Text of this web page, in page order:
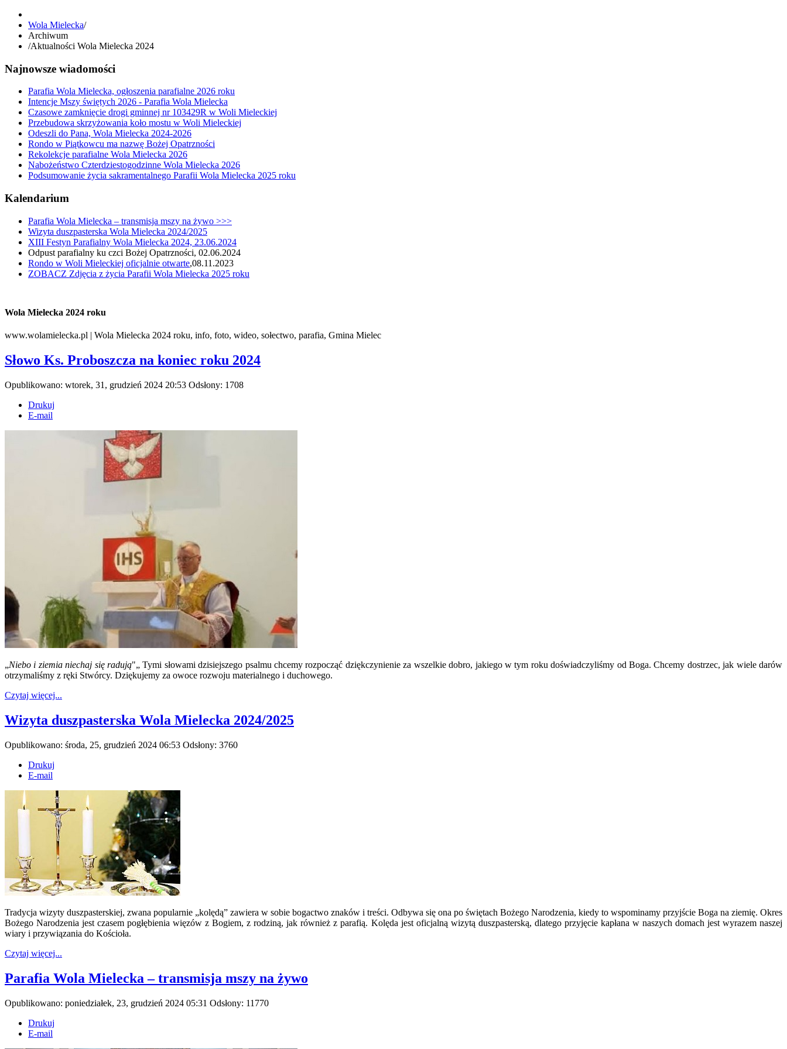
Wola Mielecka/
Archiwum
/Aktualności Wola Mielecka 2024
Najnowsze wiadomości
Parafia Wola Mielecka, ogłoszenia parafialne 2026 roku
Intencje Mszy świętych 2026 - Parafia Wola Mielecka
Czasowe zamknięcie drogi gminnej nr 103429R w Woli Mieleckiej
Przebudowa skrzyżowania koło mostu w Woli Mieleckiej
Odeszli do Pana, Wola Mielecka 2024-2026
Rondo w Piątkowcu ma nazwę Bożej Opatrzności
Rekolekcje parafialne Wola Mielecka 2026
Nabożeństwo Czterdziestogodzinne Wola Mielecka 2026
Podsumowanie życia sakramentalnego Parafii Wola Mielecka 2025 roku
Kalendarium
Parafia Wola Mielecka – transmisja mszy na żywo >>>
Wizyta duszpasterska Wola Mielecka 2024/2025
XIII Festyn Parafialny Wola Mielecka 2024, 23.06.2024
Odpust parafialny ku czci Bożej Opatrzności, 02.06.2024
Rondo w Woli Mieleckiej oficjalnie otwarte,08.11.2023
ZOBACZ Zdjęcia z życia Parafii Wola Mielecka 2025 roku
Wola Mielecka 2024 roku
www.wolamielecka.pl | Wola Mielecka 2024 roku, info, foto, wideo, sołectwo, parafia, Gmina Mielec
Słowo Ks. Proboszcza na koniec roku 2024
Opublikowano: wtorek, 31, grudzień 2024 20:53 Odsłony: 1708
Drukuj
E-mail
„Niebo i ziemia niechaj się radują"„ Tymi słowami dzisiejszego psalmu chcemy rozpocząć dziękczynienie za wszelkie dobro, jakiego w tym roku doświadczyliśmy od Boga. Chcemy dostrzec, jak wiele darów
otrzymaliśmy z ręki Stwórcy. Dziękujemy za owoce rozwoju materialnego i duchowego.
Czytaj więcej...
Wizyta duszpasterska Wola Mielecka 2024/2025
Opublikowano: środa, 25, grudzień 2024 06:53 Odsłony: 3760
Drukuj
E-mail
Tradycja wizyty duszpasterskiej, zwana popularnie „kolędą” zawiera w sobie bogactwo znaków i treści. Odbywa się ona po świętach Bożego Narodzenia, kiedy to wspominamy przyjście Boga na ziemię. Okres
Bożego Narodzenia jest czasem pogłębienia więzów z Bogiem, z rodziną, jak również z parafią. Kolęda jest oficjalną wizytą duszpasterską, dlatego przyjęcie kapłana w naszych domach jest wyrazem naszej
wiary i przywiązania do Kościoła.
Czytaj więcej...
Parafia Wola Mielecka – transmisja mszy na żywo
Opublikowano: poniedziałek, 23, grudzień 2024 05:31 Odsłony: 11770
Drukuj
E-mail